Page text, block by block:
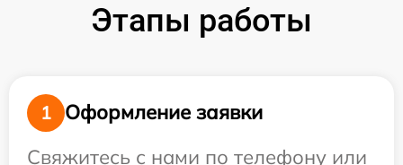
Этапы работы
1
Оформление заявки
Свяжитесь с нами по телефону или